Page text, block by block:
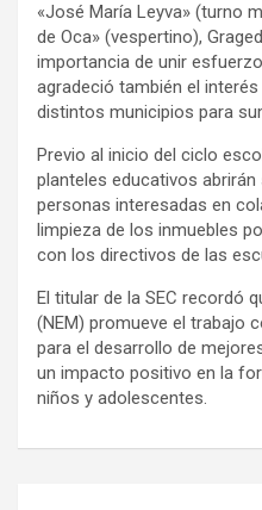
«José María Leyva» (turno
de Oca» (vespertino),
importancia de unir
agradeció también el
distintos municipios para
Previo al inicio del ciclo
planteles educativos
personas interesadas en
limpieza de los inmuebles
con los directivos de las
El titular de la SEC recordó
(NEM) promueve el trabajo
para el desarrollo de
un impacto positivo en la
niños y adolescentes.